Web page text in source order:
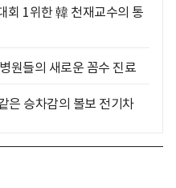
1위한 韓 천재교수의 통
원들의 새로운 꼼수 진료
은 승차감의 볼보 전기차